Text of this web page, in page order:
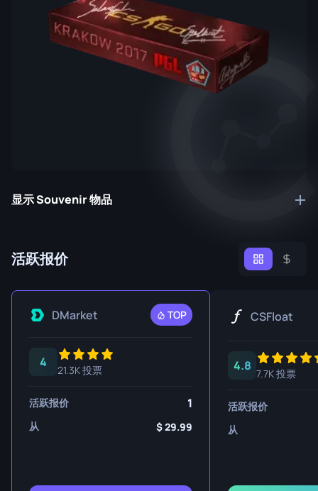
显示 Souvenir 物品
活跃报价
DMarket TOP
4
21.3K 投票
活跃报价 1
从 29.99
CSFloat
4.8
7.7K 投票
活跃报价
从